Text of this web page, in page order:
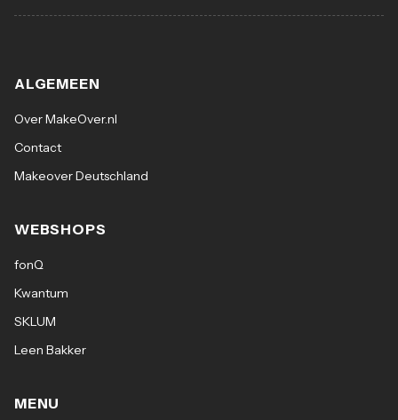
ALGEMEEN
Over MakeOver.nl
Contact
Makeover Deutschland
WEBSHOPS
fonQ
Kwantum
SKLUM
Leen Bakker
MENU